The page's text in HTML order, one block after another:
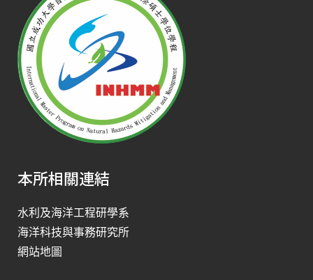
本所相關連結
水利及海洋工程研學系
海洋科技與事務研究所
網站地圖